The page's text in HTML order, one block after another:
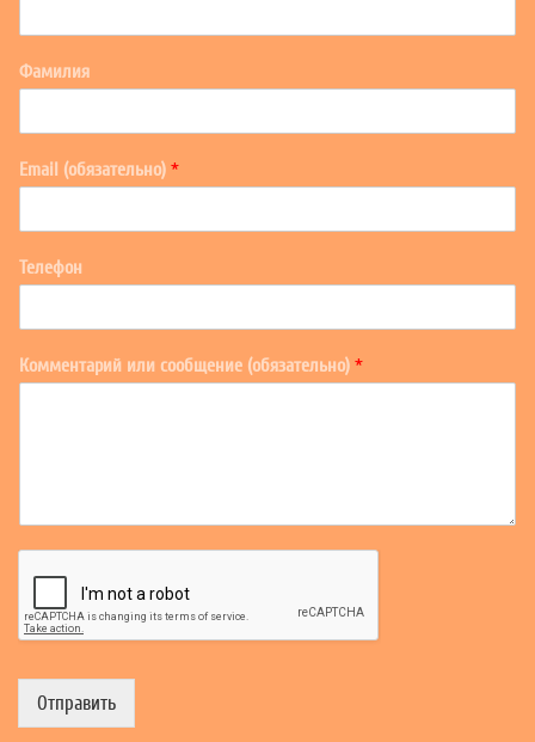
Фамилия
Email (обязательно) *
Телефон
Комментарий или сообщение (обязательно) *
Отправить